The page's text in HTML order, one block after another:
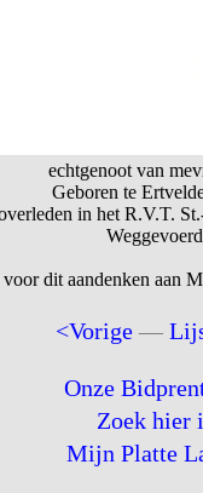
echtgenoot van
Geboren te
in het R.V.T.
voor dit aandenken aan
<Vorige —
Onze
Zoek hier
Mijn Platte